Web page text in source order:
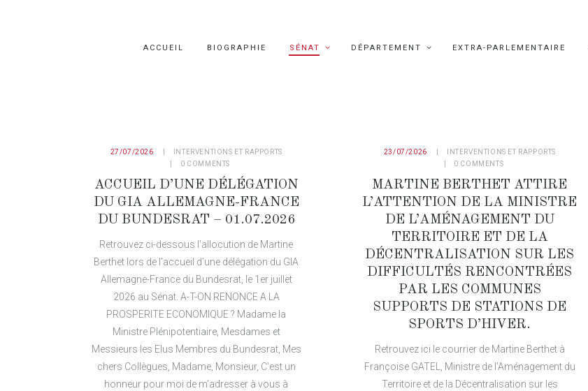
ACCUEIL BIOGRAPHIE SÉNAT DÉPARTEMENT EXTRA-PARLEMENTAIRE
27/07/2026
INTERVENTIONS ET RAPPORTS
0 COMMENTS
ACCUEIL D’UNE DÉLÉGATION
DU GIA ALLEMAGNE-FRANCE
DU BUNDESRAT – 01.07.2026
Retrouvez ci-dessous l’allocution de Martine
Berthet lors de l’accueil d’une délégation du GIA
Allemagne-France du Bundesrat, le 1er juillet
2026 au Sénat. A-T-ON RENONCE A LA
PROSPERITE ECONOMIQUE ? Madame la
Ministre Plénipotentiaire, Mesdames et
Messieurs les Elus Membres du Bundesrat, Mes
chers Collègues, Madame, Monsieur, C’est un
honneur pour moi de m’adresser à vous à
23/07/2026
INTERVENTIONS ET RAPPORTS
0 COMMENTS
MARTINE BERTHET ATTIRE
L’ATTENTION DE LA MINISTRE
DE L’AMÉNAGEMENT DU
TERRITOIRE ET DE LA
DÉCENTRALISATION SUR LES
DIFFICULTÉS RENCONTRÉES
PAR LES COMMUNES
SUPPORTS DE STATIONS DE
SPORTS D’HIVER.
Retrouvez ici le courrier de Martine Berthet à
Françoise GATEL, Ministre de l’Aménagement du
Territoire et de la Décentralisation sur les